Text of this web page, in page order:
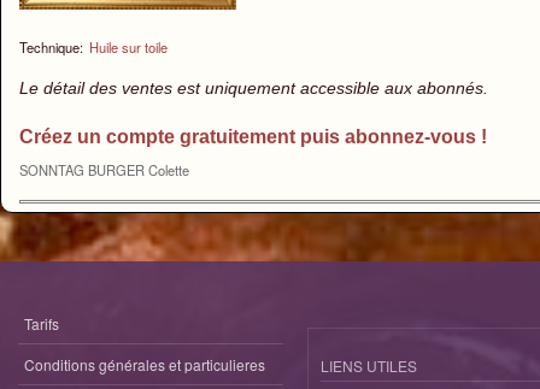
Technique: Huile sur toile
Le détail des ventes est uniquement accessible aux abonnés.
Créez un compte gratuitement puis abonnez-vous !
SONNTAG BURGER Colette
Tarifs
Conditions générales et particulieres
LIENS UTILES